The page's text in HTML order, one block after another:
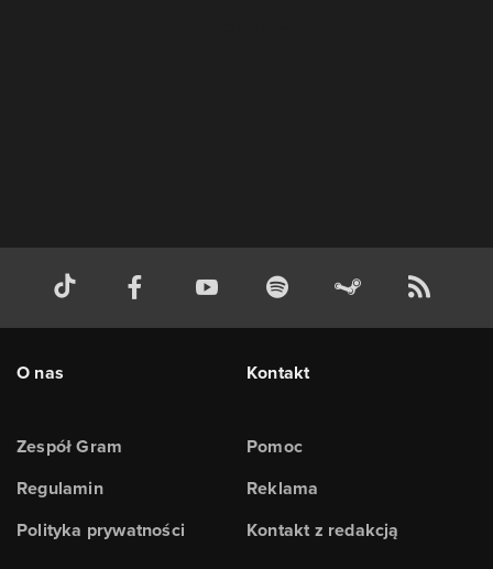
O nas
Zespół Gram
Regulamin
Polityka prywatności
Kontakt
Pomoc
Reklama
Kontakt z redakcją